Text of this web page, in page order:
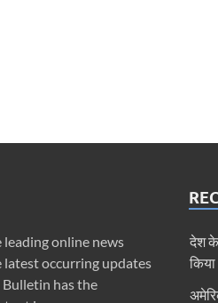
online news
occurring updates
Bulletin has the
देश के